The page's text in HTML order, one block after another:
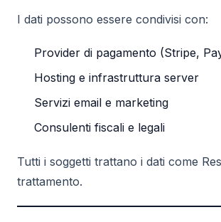
I dati possono essere condivisi con:
Provider di pagamento (Stripe,
Hosting e infrastruttura server
Servizi email e marketing
Consulenti fiscali e legali
Tutti i soggetti trattano i dati come
trattamento.